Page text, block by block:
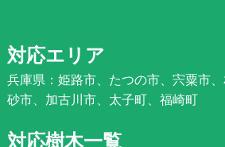
対応エリア
兵庫県：姫路市、たつの市、宍粟市
砂市、加古川市、太子町、福崎町
対応樹木一覧